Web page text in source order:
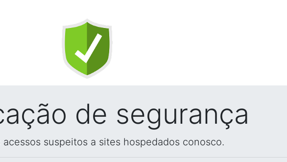
de segurança
suspeitos a sites hospedados conosco.